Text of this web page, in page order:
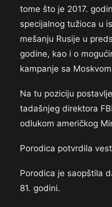
tome što je 2017.
specijalnog tužioca u
mešanju Rusije u
godine, kao i o
kampanje sa
Na tu poziciju
tadašnjeg direktora
odlukom američkog
Porodica potvrdila vest
Porodica je saopštila
81. godini.